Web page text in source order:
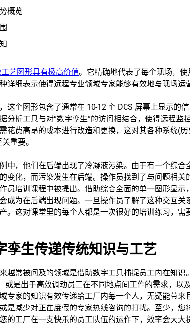
概览
艺图形具有极高价值。它精确地代表了每个现场，
详细表示使得远程专业领域专家能够有效地与现场运
这个图形包含了通常在 10-12 个 DCS 屏幕上显示的
分析工具与对“数字孪生”的访问相结合，使得远程监
花费高昂的成本进行改造和更换，这对其各种系统(
重要。
中，他们在后端出现了冷凝液污染。由于有一个综合
变化，而污染发生在后端。操作员找到了与问题相关
员培训课程中被提出。借助综合全面的单一图形显示
成为在后端出现问题。一旦操作员了解了这种交互关
。这对课堂里的每个人都是一次很好的培训练习，需
孪生传递传统知识与工艺
越常被问及的领域是借助数字工具捕捉员工内在知
或是出于高效调动员工在不同地点间工作的需求，以
专家的知识有效传递给工厂内每一个人，无疑能带来
是减少对正在度假的专家热线咨询的打扰。至少，您
的工厂在一支快乐的员工队伍的运作下，效率会大大